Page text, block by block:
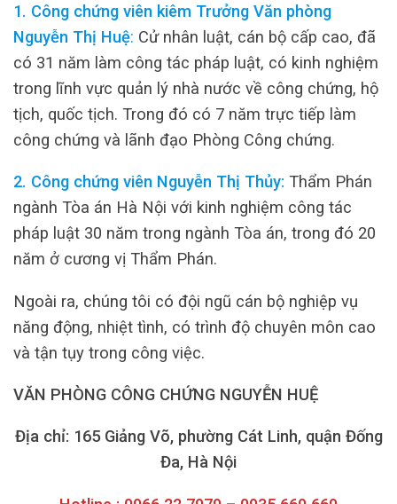
1. Công chứng viên kiêm Trưởng Văn phòng
Nguyễn Thị Huệ: Cử nhân luật, cán bộ cấp cao, đã
có 31 năm làm công tác pháp luật, có kinh nghiệm
trong lĩnh vực quản lý nhà nước về công chứng, hộ
tịch, quốc tịch. Trong đó có 7 năm trực tiếp làm
công chứng và lãnh đạo Phòng Công chứng.
2. Công chứng viên Nguyễn Thị Thủy: Thẩm Phán
ngành Tòa án Hà Nội với kinh nghiệm công tác
pháp luật 30 năm trong ngành Tòa án, trong đó 20
năm ở cương vị Thẩm Phán.
Ngoài ra, chúng tôi có đội ngũ cán bộ nghiệp vụ
năng động, nhiệt tình, có trình độ chuyên môn cao
và tận tụy trong công việc.
VĂN PHÒNG CÔNG CHỨNG NGUYỄN HUỆ
Địa chỉ: 165 Giảng Võ, phường Cát Linh, quận Đống
Đa, Hà Nội